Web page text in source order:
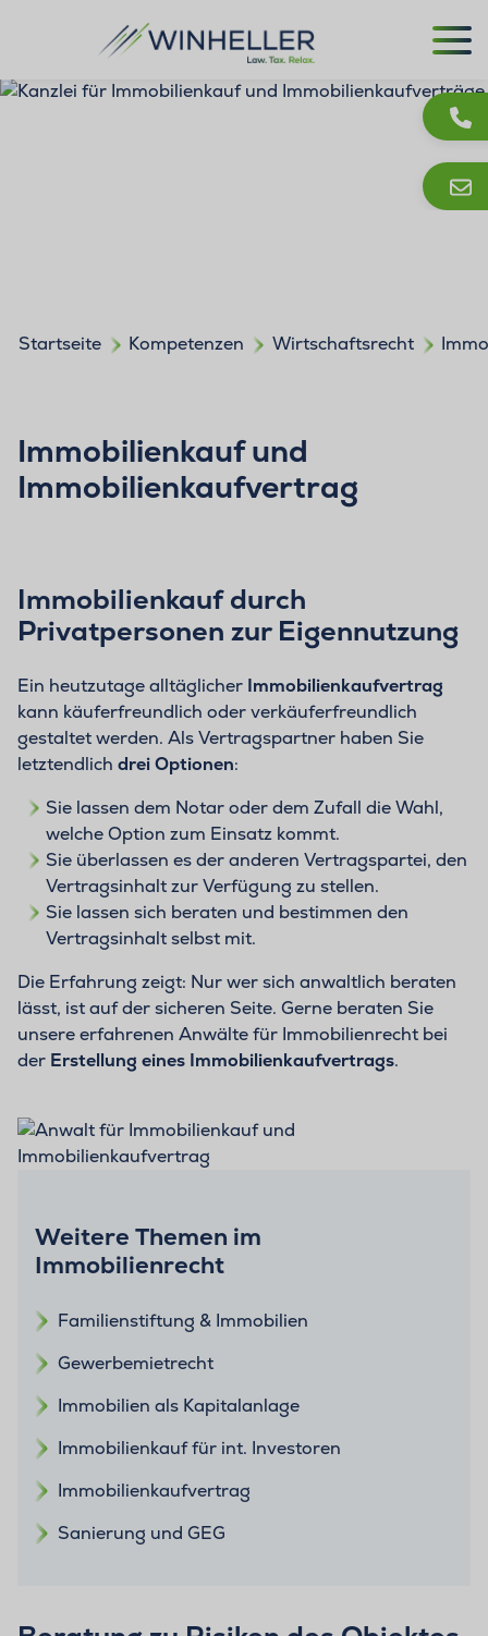
Startseite Kompetenzen Wirtschaftsrecht
Immobilienkauf und
Immobilienkaufvertrag
Immobilienkauf durch
Privatpersonen zur Eigennutzung
Ein heutzutage alltäglicher Immobilienkaufvertrag
kann käuferfreundlich oder verkäuferfreundlich
gestaltet werden. Als Vertragspartner haben Sie
letztendlich drei Optionen:
Sie lassen dem Notar oder dem Zufall die Wahl,
welche Option zum Einsatz kommt.
Sie überlassen es der anderen Vertragspartei, den
Vertragsinhalt zur Verfügung zu stellen.
Sie lassen sich beraten und bestimmen den
Vertragsinhalt selbst mit.
Die Erfahrung zeigt: Nur wer sich anwaltlich beraten
lässt, ist auf der sicheren Seite. Gerne beraten Sie
unsere erfahrenen Anwälte für Immobilienrecht bei
der Erstellung eines Immobilienkaufvertrags.
Weitere Themen im
Immobilienrecht
Familienstiftung & Immobilien
Gewerbemietrecht
Immobilien als Kapitalanlage
Immobilienkauf für int. Investoren
Immobilienkaufvertrag
Sanierung und GEG